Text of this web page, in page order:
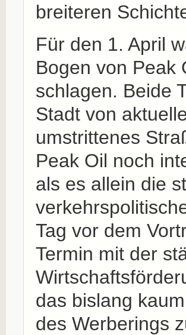
breiteren
Für den 1. April
Bogen von Peak
schlagen. Beide
Stadt von
umstrittenes
Peak Oil noch
als es allein die
Tag vor dem
Termin mit der
das bislang
des Werberings